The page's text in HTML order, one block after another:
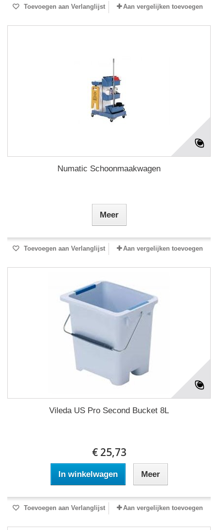
Toevoegen aan Verlanglijst Aan vergelijken toevoegen
Numatic Schoonmaakwagen
Meer
Toevoegen aan Verlanglijst Aan vergelijken toevoegen
Vileda US Pro Second Bucket 8L
€ 25,73
In winkelwagen Meer
Toevoegen aan Verlanglijst Aan vergelijken toevoegen